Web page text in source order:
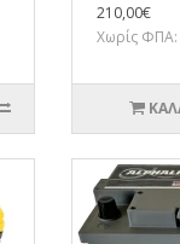
210,00€
Χωρίς ΦΠΑ: